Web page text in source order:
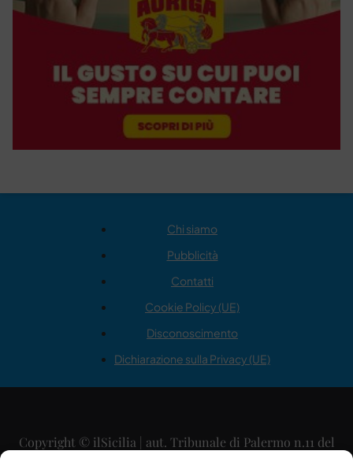
Chi siamo
Pubblicità
Contatti
Cookie Policy (UE)
Disconoscimento
Dichiarazione sulla Privacy (UE)
Copyright © ilSicilia | aut. Tribunale di Palermo n.11 del